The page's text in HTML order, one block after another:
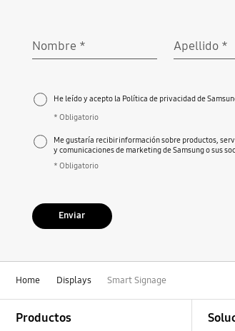
Nombre * Apellido *
He leído y acepto la Política de privacidad de
* Obligatorio
Me gustaría recibir información sobre productos,
y comunicaciones de marketing de Samsung o sus
* Obligatorio
Enviar
Home Displays Smart Signage
Productos